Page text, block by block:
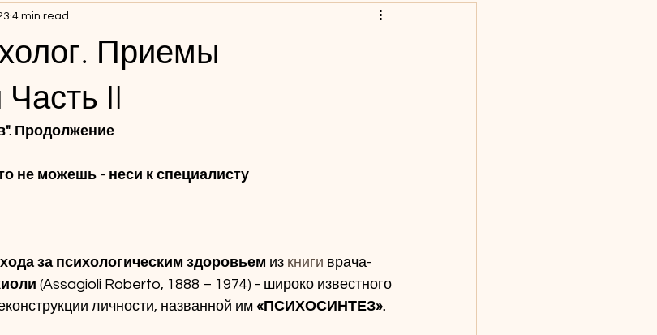
Приемы
II
4 min read
Продолжение
не можешь - неси к специалисту
за психологическим здоровьем из книги врача-
(Assagioli Roberto, 1888 – 1974) - широко известного
личности, названной им «ПСИХОСИНТЕЗ».